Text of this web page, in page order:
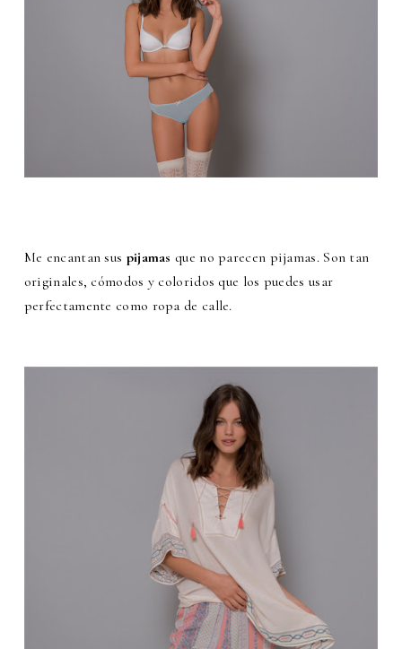
Me encantan sus pijamas que no parecen pijamas. Son tan
originales, cómodos y coloridos que los puedes usar
perfectamente como ropa de calle.